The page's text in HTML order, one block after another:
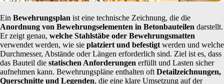
Ein Bewehrungsplan ist eine technische Zeichnung, die die
Anordnung von Bewehrungselementen in Betonbauteilen darstellt.
Er zeigt genau, welche Stahlstäbe oder Bewehrungsmatten
verwendet werden, wie sie platziert und befestigt werden und welche
Durchmesser, Abstände oder Längen erforderlich sind. Ziel ist es, dass
das Bauteil die statischen Anforderungen erfüllt und Lasten sicher
aufnehmen kann. Bewehrungspläne enthalten oft Detailzeichnungen,
Querschnitte und Legenden, die eine klare Umsetzung auf der